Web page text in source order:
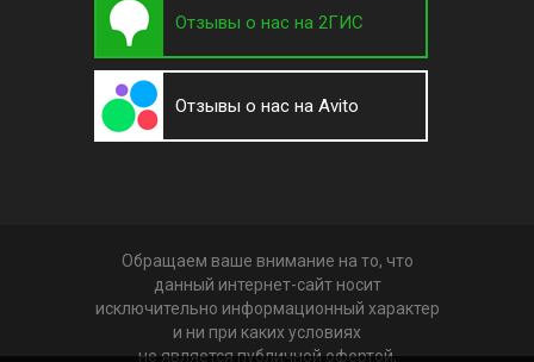
Отзывы о нас на 2ГИС
Отзывы о нас на Avito
Обращаем ваше внимание на то, что
данный интернет-сайт носит
исключительно информационный характер
и ни при каких условиях
не является публичной офертой,